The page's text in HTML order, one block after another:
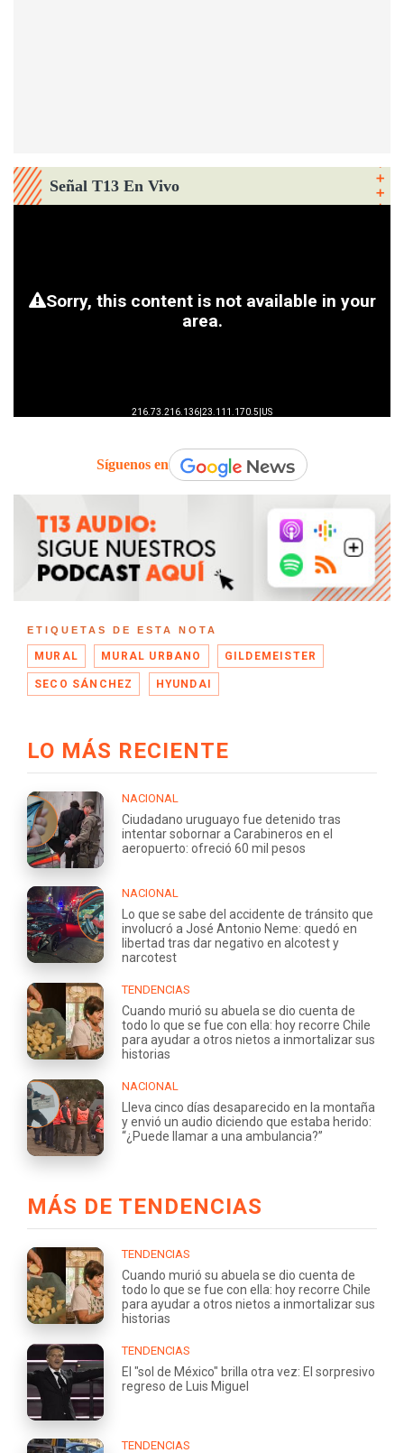
Señal T13 En Vivo
Síguenos en
ETIQUETAS DE ESTA NOTA
MURAL MURAL URBANO GILDEMEISTER
SECO SÁNCHEZ HYUNDAI
LO MÁS RECIENTE
NACIONAL
Ciudadano uruguayo fue detenido tras
intentar sobornar a Carabineros en el
aeropuerto: ofreció 60 mil pesos
NACIONAL
Lo que se sabe del accidente de tránsito que
involucró a José Antonio Neme: quedó en
libertad tras dar negativo en alcotest y
narcotest
TENDENCIAS
Cuando murió su abuela se dio cuenta de
todo lo que se fue con ella: hoy recorre Chile
para ayudar a otros nietos a inmortalizar sus
historias
NACIONAL
Lleva cinco días desaparecido en la montaña
y envió un audio diciendo que estaba herido:
“¿Puede llamar a una ambulancia?”
MÁS DE TENDENCIAS
TENDENCIAS
Cuando murió su abuela se dio cuenta de
todo lo que se fue con ella: hoy recorre Chile
para ayudar a otros nietos a inmortalizar sus
historias
TENDENCIAS
El "sol de México" brilla otra vez: El sorpresivo
regreso de Luis Miguel
TENDENCIAS